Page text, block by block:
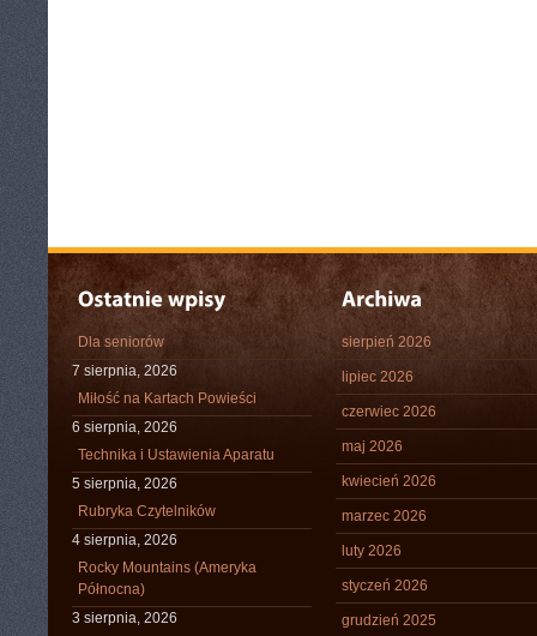
Dla seniorów
7 sierpnia, 2026
Miłość na Kartach Powieści
6 sierpnia, 2026
Technika i Ustawienia Aparatu
5 sierpnia, 2026
Rubryka Czytelników
4 sierpnia, 2026
Rocky Mountains (Ameryka
Północna)
3 sierpnia, 2026
sierpień 2026
lipiec 2026
czerwiec 2026
maj 2026
kwiecień 2026
marzec 2026
luty 2026
styczeń 2026
grudzień 2025